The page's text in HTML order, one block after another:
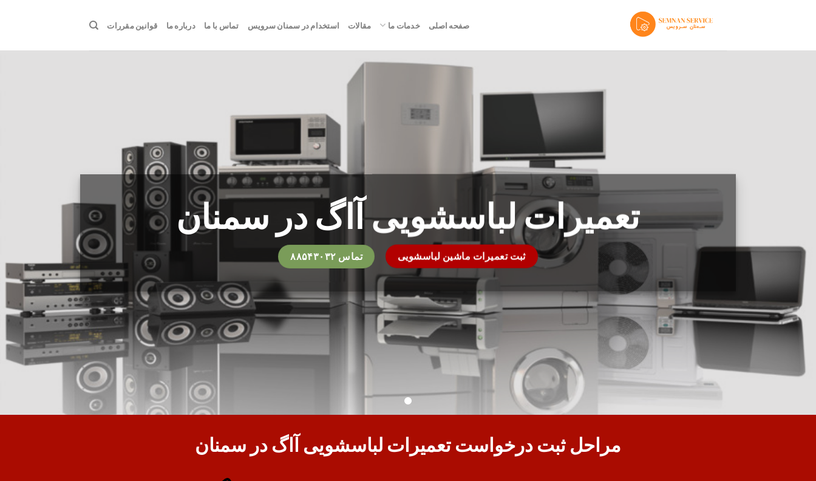
صفحه اصلی خدمات ما مقالات استخدام در سمنان سرویس تماس با ما درباره ما قوانین مقررات
تعمیرات لباسشویی آاگ در سمنان
ثبت تعمیرات ماشین لباسشویی تماس ۸۸۵۴۳۰۳۲
مراحل ثبت درخواست تعمیرات لباسشویی آاگ در سمنان